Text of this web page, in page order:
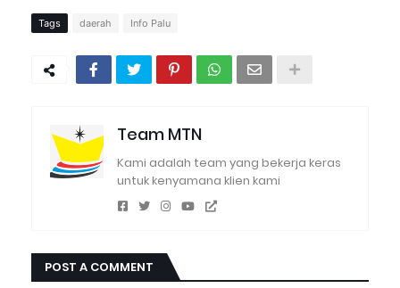
Tags daerah Info Palu
Team MTN
Kami adalah team yang bekerja keras
untuk kenyamana klien kami
POST A COMMENT